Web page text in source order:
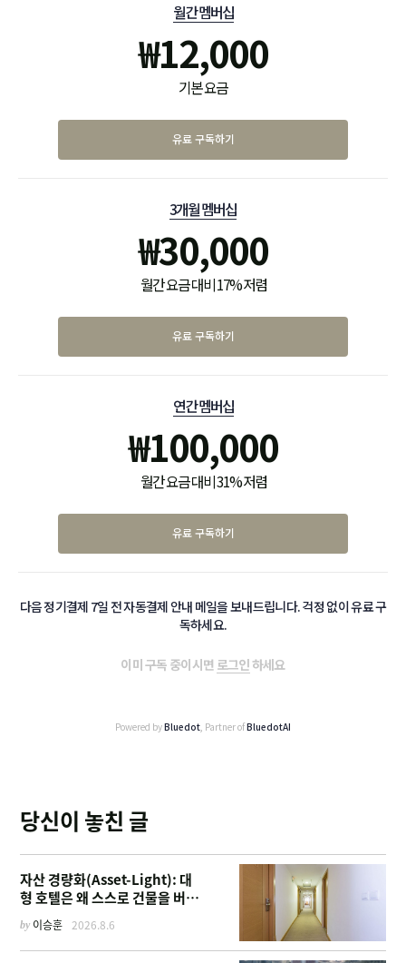
월간 멤버십
₩12,000
기본 요금
유료 구독하기
3개월 멤버십
₩30,000
월간 요금 대비 17% 저렴
유료 구독하기
연간 멤버십
₩100,000
월간 요금 대비 31% 저렴
유료 구독하기
다음 정기결제 7일 전 자동결제 안내 메일을 보내드립니다. 걱정 없이 유료 구
독하세요.
이미 구독 중이시면 로그인하세요
Powered byBluedot, Partner ofBluedotAI
당신이 놓친 글
자산 경량화(Asset-Light): 대
형 호텔은 왜 스스로 건물을 버리
고 '이름'만 팔기 시작했을까
by 이승훈 2026.8.6